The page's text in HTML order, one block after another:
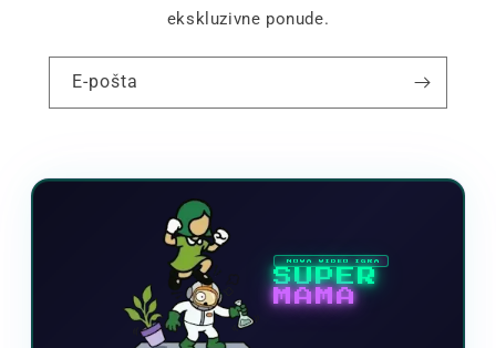
ekskluzivne ponude.
E-pošta
NOVA VIDEO IGRA
SUPER
MAMA